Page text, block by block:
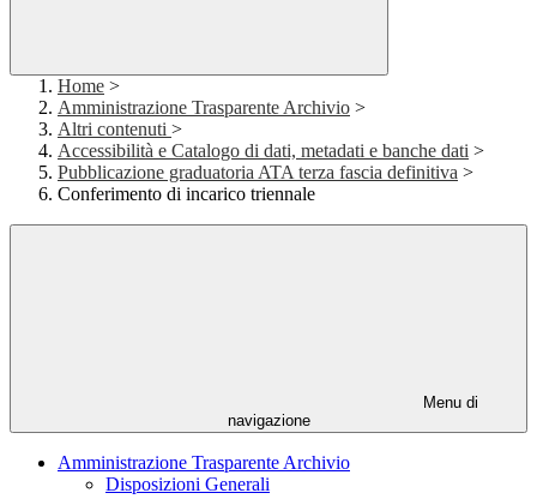
Home >
Amministrazione Trasparente Archivio >
Altri contenuti >
Accessibilità e Catalogo di dati, metadati e banche dati >
Pubblicazione graduatoria ATA terza fascia definitiva >
Conferimento di incarico triennale
Menu di
navigazione
Amministrazione Trasparente Archivio
Disposizioni Generali